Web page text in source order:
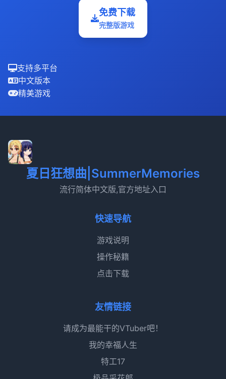
免费下载
完整版游戏
支持多平台
中文版本
精美游戏
夏日狂想曲|SummerMemories
流行简体中文版,官方地址入口
快速导航
游戏说明
操作秘籍
点击下载
友情链接
请成为最能干的VTuber吧！
我的幸福人生
特工17